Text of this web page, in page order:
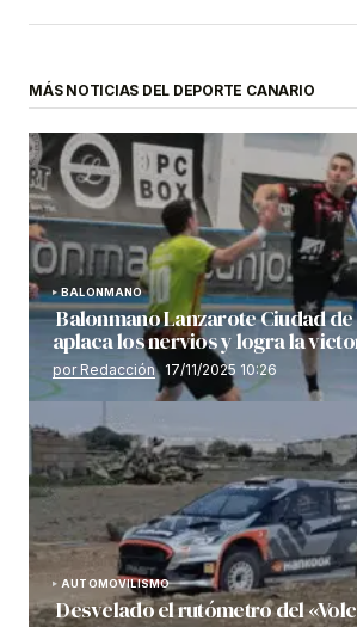
MÁS NOTICIAS DEL DEPORTE CANARIO
BALONMANO
Balonmano Lanzarote Ciudad
aplaca los nervios y logra la
por Redacción 17/11/2025 10:26
AUTOMOVILISMO
Desvelado el rutómetro del